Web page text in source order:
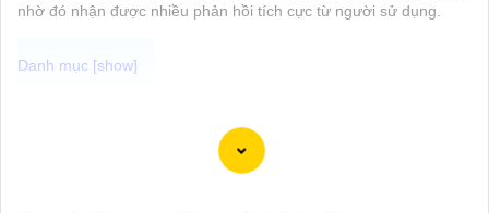
nhờ đó nhận được nhiều phản hồi tích cực từ người sử dụng.
nhiễu 3D hoạt động bằng cách sử dụng công nghệ ngoại suy để
loại bỏ ngay cả những điểm ảnh lỗi nhỏ nhất. Công nghệ chống